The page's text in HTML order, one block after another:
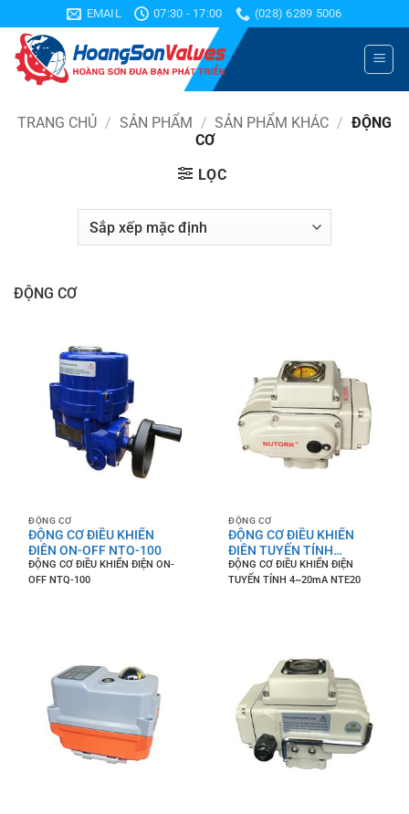
qua
nội
dung
EMAIL 07:30 - 17:00 (028) 6289 5006
TRANG CHỦ / SẢN PHẨM / SẢN PHẨM KHÁC / ĐỘNG
CƠ
LỌC
ĐỘNG CƠ
ĐỘNG CƠ
ĐỘNG CƠ ĐIỀU KHIỂN
ĐIỆN ON-OFF NTQ-100
ĐỘNG CƠ ĐIỀU KHIỂN ĐIỆN ON-
OFF NTQ-100
ĐỘNG CƠ
ĐỘNG CƠ ĐIỀU KHIỂN
ĐIỆN TUYẾN TÍNH
4~20mA NTE20
ĐỘNG CƠ ĐIỀU KHIỂN ĐIỆN
TUYẾN TÍNH 4~20mA NTE20